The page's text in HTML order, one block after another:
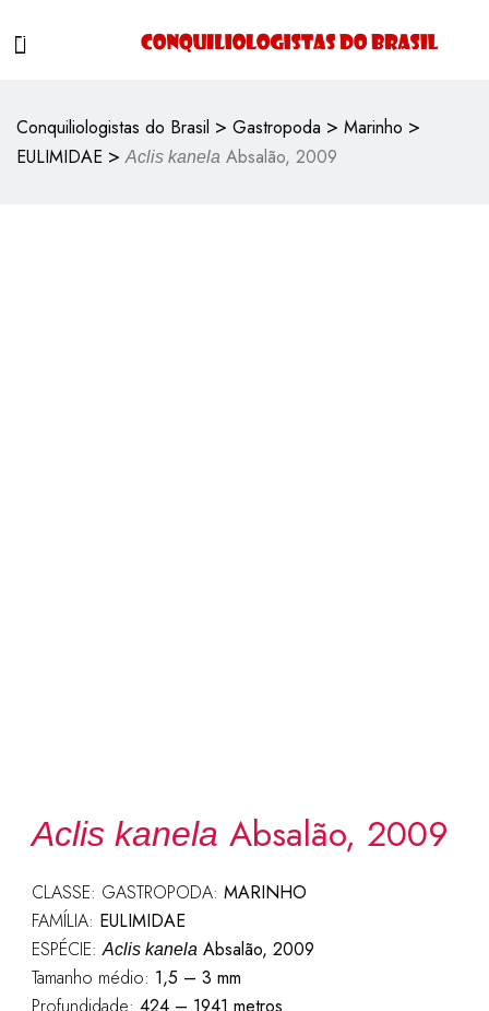
Conquiliologistas do Brasil > Gastropoda > Marinho >
EULIMIDAE >Aclis kanela Absalão, 2009
Aclis kanela Absalão, 2009
CLASSE: GASTROPODA: MARINHO
FAMÍLIA: EULIMIDAE
ESPÉCIE:Aclis kanelaAbsalão, 2009
Tamanho médio: 1,5 – 3 mm